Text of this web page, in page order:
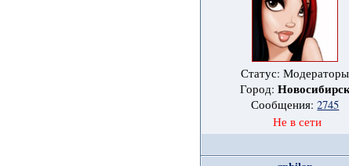
Статус: Модераторы
Город:
Сообщения:2745
Не в сети